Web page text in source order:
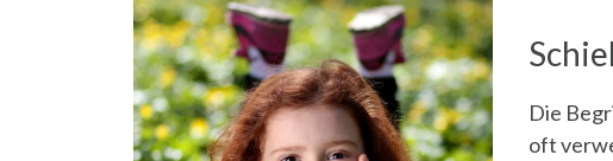
Die
oft